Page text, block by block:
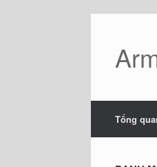
Tổng